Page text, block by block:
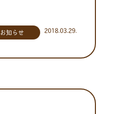
2018.03.29.
お知らせ